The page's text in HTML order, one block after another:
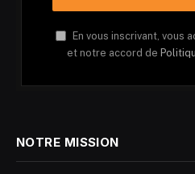
En vous inscrivant, vous
et notre accord de
NOTRE MISSION